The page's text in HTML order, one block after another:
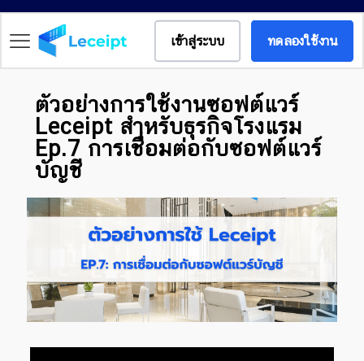
เข้าสู่ระบบ ทดลองใช้งาน
ตัวอย่างการใช้งานซอฟต์แวร์
Leceipt สำหรับธุรกิจโรงแรม
Ep.7 การเชื่อมต่อกับซอฟต์แวร์
บัญชี